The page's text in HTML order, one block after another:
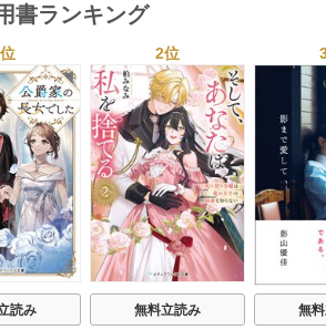
書ランキング
読み
2位
無料立読み
無